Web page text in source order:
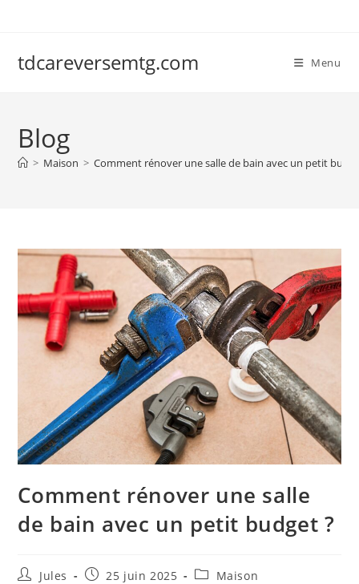
tdcareversemtg.com Menu
Blog
> Maison > Comment rénover une salle de bain avec un petit
Comment rénover une salle
de bain avec un petit budget ?
Auteur/autrice
Jules
Publication
25 juin 2025
PostMaison